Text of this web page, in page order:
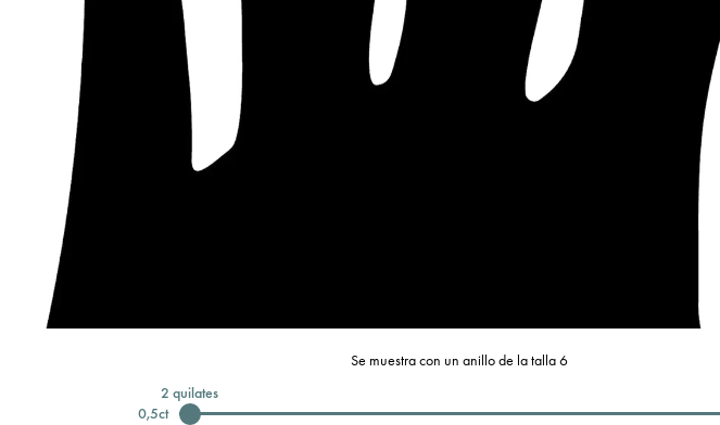
Se muestra con un anillo de la talla 6
0,5ct
2 quilates